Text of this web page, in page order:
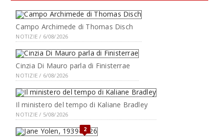
Campo Archimede di Thomas Disch
NOTIZIE / 6/08/2026
Cinzia Di Mauro parla di Finisterrae
NOTIZIE / 6/08/2026
Il ministero del tempo di Kaliane Bradley
NOTIZIE / 5/08/2026
2